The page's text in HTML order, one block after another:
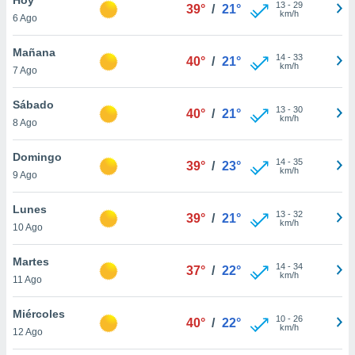
en
más
nuestra
de
cookies
aceptar
6 Ago
39° / 21° 13- 29
km/h
Mañana
7 Ago
40° / 21° 14- 33
km/h
Sábado
8 Ago
40° / 21° 13- 30
km/h
Domingo
9 Ago
39° / 23° 14- 35
km/h
Lunes
10 Ago
39° / 21° 13- 32
km/h
Martes
11 Ago
37° / 22° 14- 34
km/h
Miércoles
12 Ago
40° / 22° 10- 26
km/h